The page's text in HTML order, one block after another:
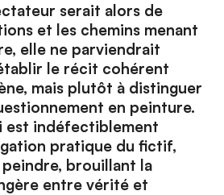
serait alors de
et les chemins menant
elle ne parviendrait
le récit cohérent
mais plutôt à distinguer
en peinture.
est indéfectiblement
pratique du fictif,
brouillant la
entre vérité et